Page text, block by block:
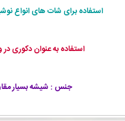
استفاده برای شات های انواع
استفاده به عنوان دکوری در
جنس : شیشه بسیار